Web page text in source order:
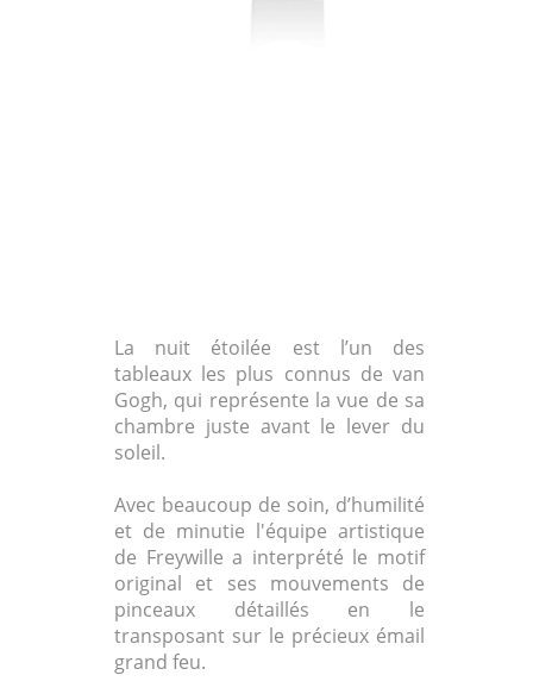
La nuit étoilée est l’un des
tableaux les plus connus de van
Gogh, qui représente la vue de sa
chambre juste avant le lever du
soleil.
Avec beaucoup de soin, d’humilité
et de minutie l'équipe artistique
de Freywille a interprété le motif
original et ses mouvements de
pinceaux détaillés en le
transposant sur le précieux émail
grand feu.